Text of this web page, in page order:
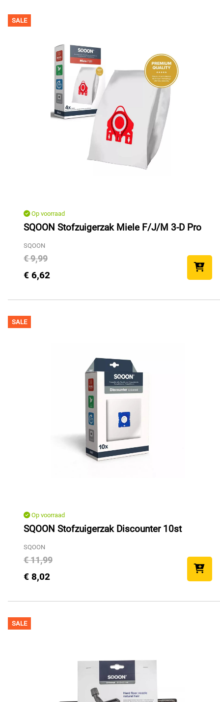
SALE
Op voorraad
SQOON Stofzuigerzak Miele F/J/M 3-D Pro
SQOON
€ 9,99
€ 6,62
SALE
Op voorraad
SQOON Stofzuigerzak Discounter 10st
SQOON
€ 11,99
€ 8,02
SALE